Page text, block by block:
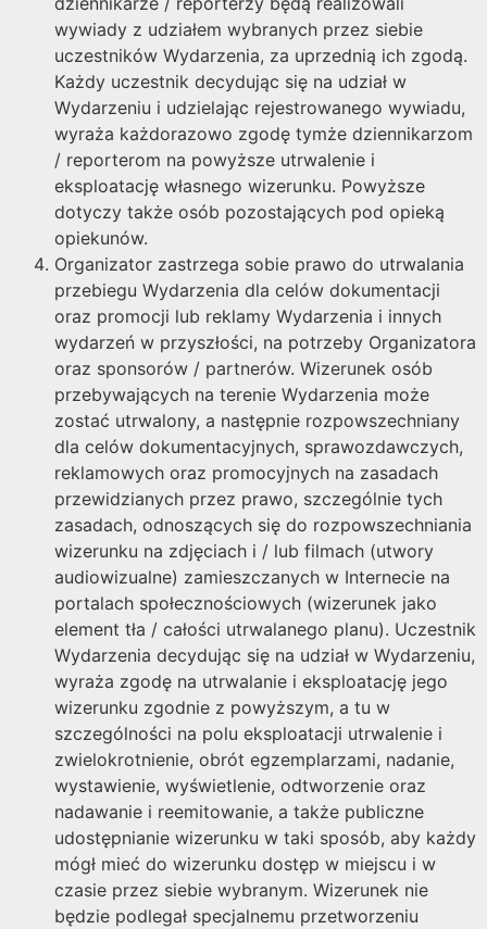
wywiady z udziałem wybranych przez siebie
uczestników Wydarzenia, za uprzednią ich zgodą.
Każdy uczestnik decydując się na udział w
Wydarzeniu i udzielając rejestrowanego wywiadu,
wyraża każdorazowo zgodę tymże dziennikarzom
/ reporterom na powyższe utrwalenie i
eksploatację własnego wizerunku. Powyższe
dotyczy także osób pozostających pod opieką
opiekunów.
Organizator zastrzega sobie prawo do utrwalania
przebiegu Wydarzenia dla celów dokumentacji
oraz promocji lub reklamy Wydarzenia i innych
wydarzeń w przyszłości, na potrzeby Organizatora
oraz sponsorów / partnerów. Wizerunek osób
przebywających na terenie Wydarzenia może
zostać utrwalony, a następnie rozpowszechniany
dla celów dokumentacyjnych, sprawozdawczych,
reklamowych oraz promocyjnych na zasadach
przewidzianych przez prawo, szczególnie tych
zasadach, odnoszących się do rozpowszechniania
wizerunku na zdjęciach i / lub filmach (utwory
audiowizualne) zamieszczanych w Internecie na
portalach społecznościowych (wizerunek jako
element tła / całości utrwalanego planu). Uczestnik
Wydarzenia decydując się na udział w Wydarzeniu,
wyraża zgodę na utrwalanie i eksploatację jego
wizerunku zgodnie z powyższym, a tu w
szczególności na polu eksploatacji utrwalenie i
zwielokrotnienie, obrót egzemplarzami, nadanie,
wystawienie, wyświetlenie, odtworzenie oraz
nadawanie i reemitowanie, a także publiczne
udostępnianie wizerunku w taki sposób, aby każdy
mógł mieć do wizerunku dostęp w miejscu i w
czasie przez siebie wybranym. Wizerunek nie
będzie podlegał specjalnemu przetworzeniu